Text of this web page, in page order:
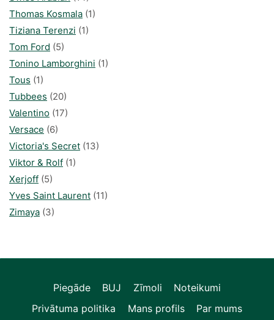
Thomas Kosmala (1)
Tiziana Terenzi (1)
Tom Ford (5)
Tonino Lamborghini (1)
Tous (1)
Tubbees (20)
Valentino (17)
Versace (6)
Victoria's Secret (13)
Viktor & Rolf (1)
Xerjoff (5)
Yves Saint Laurent (11)
Zimaya (3)
Piegāde BUJ Zīmoli
Noteikumi
Privātuma politika
Mans profils Par mums